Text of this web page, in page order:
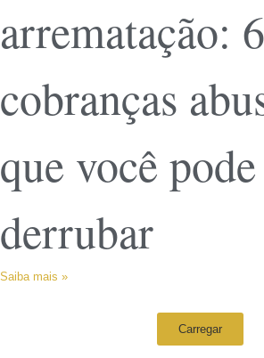
arrematação: 6
cobranças
que você pode
derrubar
Saiba mais »
Carregar